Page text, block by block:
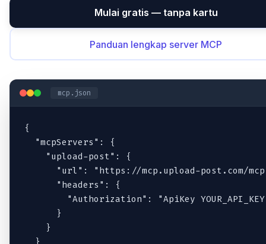
Mulai gratis — tanpa kartu
Panduan lengkap server MCP
mcp.json
{
  "mcpServers": {
    "upload-post": {
"url": "https://mcp.upload-post.com/
      "headers": {
"Authorization": "ApiKey
      }
    }